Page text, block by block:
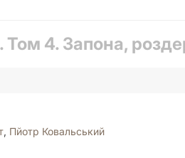
Том 4. Запона,
, Пйотр Ковальський